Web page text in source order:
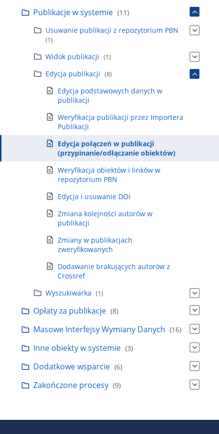
Publikacje w systemie (11)
Usuwanie publikacji z repozytorium PBN
(1)
Widok publikacji (1)
Edycja publikacji (8)
Edycja podstawowych danych w
publikacji
Weryfikacja publikacji przez Importera
Publikacji
Edycja połączeń w publikacji
(przypinanie/odłączanie obiektów)
Weryfikacja obiektów i linków w
repozytorium PBN
Edycja i usuwanie DOI
Zmiana kolejności autorów w
publikacji
Zmiany w publikacjach
zweryfikowanych
Dodawanie brakujących autorów z
Crossref
Wyszukiwarka (1)
Opłaty za publikacje (8)
Masowe Interfejsy Wymiany Danych (16)
Inne obiekty w systemie (3)
Dodatkowe wsparcie (6)
Zakończone procesy (9)